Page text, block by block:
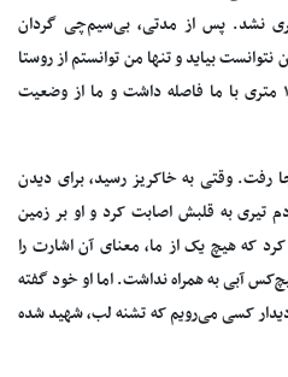
نشد. پس از مدتی، بی‌سیم‌چی گردان
بیاید و تنها من توانستم از روستا
عبور کنم.» خاکریز بعدی، حدودا ۱۵ متری با ما فاصله داشت و ما از وضعیت
رفت. وقتی به خاکریز رسید، برای دیدن
تیری به قلبش اصابت کرد و او بر زمین
که هیچ یک از ما، معنای آن اشارت را
آبی به همراه نداشت. اما او خود گفته
دیدار کسی می‌رویم که تشنه لب، شهید شده